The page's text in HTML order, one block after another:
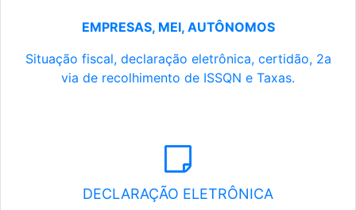
EMPRESAS, MEI, AUTÔNOMOS
Situação fiscal, declaração eletrônica, certidão, 2a
via de recolhimento de ISSQN e Taxas.
DECLARAÇÃO ELETRÔNICA